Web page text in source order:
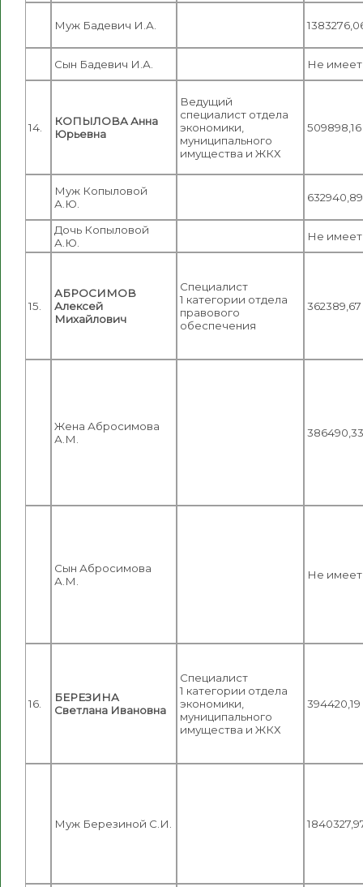
Муж Бадевич И.А.
Сын Бадевич И.А. Не имеет
14.
КОПЫЛОВА Анна
Юрьевна
Ведущий
специалист отдела
экономики,
муниципального
имущества и ЖКХ
509898,16
Муж Копыловой
А.Ю.
632940,89
Дочь Копыловой
А.Ю.
Не имеет
15.
АБРОСИМОВ
Алексей
Михайлович
Специалист
1 категории отдела
правового
обеспечения
362389,67
Жена Абросимова
А.М.
386490,33
Сын Абросимова
А.М.
Не имеет
16.
БЕРЕЗИНА
Светлана Ивановна
Специалист
1 категории отдела
экономики,
муниципального
имущества и ЖКХ
394420,19
Муж Березиной С.И.